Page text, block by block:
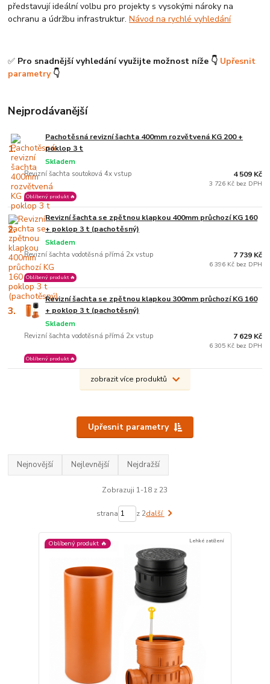
představují ideální volbu pro projekty s vysokými nároky na
ochranu a údržbu infrastruktur.Návod na rychlé vyhledání
✅ Pro snadnější vyhledání využijte možnost níže 👇 Upřesnit
parametry👇
Nejprodávanější
1.
Pachotěsná revizní šachta 400mm rozvětvená KG 200 +
poklop 3 t
Revizní šachta soutoková 4x vstup
Skladem
Oblíbený produkt 🔥
4 509 Kč
3 726 Kč bez DPH
2.
Revizní šachta se zpětnou klapkou 400mm průchozí KG 160
+ poklop 3 t (pachotěsný)
Revizní šachta vodotěsná přímá 2x vstup
Skladem
Oblíbený produkt 🔥
7 739 Kč
6 396 Kč bez DPH
3.
Revizní šachta se zpětnou klapkou 300mm průchozí KG 160
+ poklop 3 t (pachotěsný)
Revizní šachta vodotěsná přímá 2x vstup
Skladem
Oblíbený produkt 🔥
7 629 Kč
6 305 Kč bez DPH
zobrazit více produktů
Upřesnit parametry
Nejnovější Nejlevnější Nejdražší
Zobrazuji 1-18 z 23
strana z 2další
Oblíbený produkt 🔥 Lehké zatížení